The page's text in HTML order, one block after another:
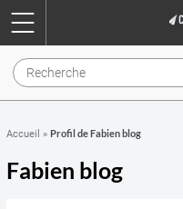
Accueil » Profil de Fabien blog
Fabien blog